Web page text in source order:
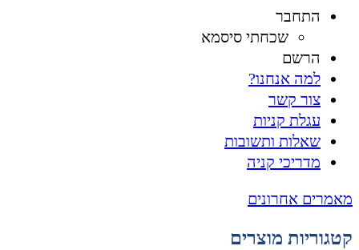
התחבר
שכחתי סיסמא
הרשם
למה אנחנו?
צור קשר
עגלת קניות
שאלות ותשובות
מדריכי קניה
מאמרים אחרונים
קטגוריות מוצרים